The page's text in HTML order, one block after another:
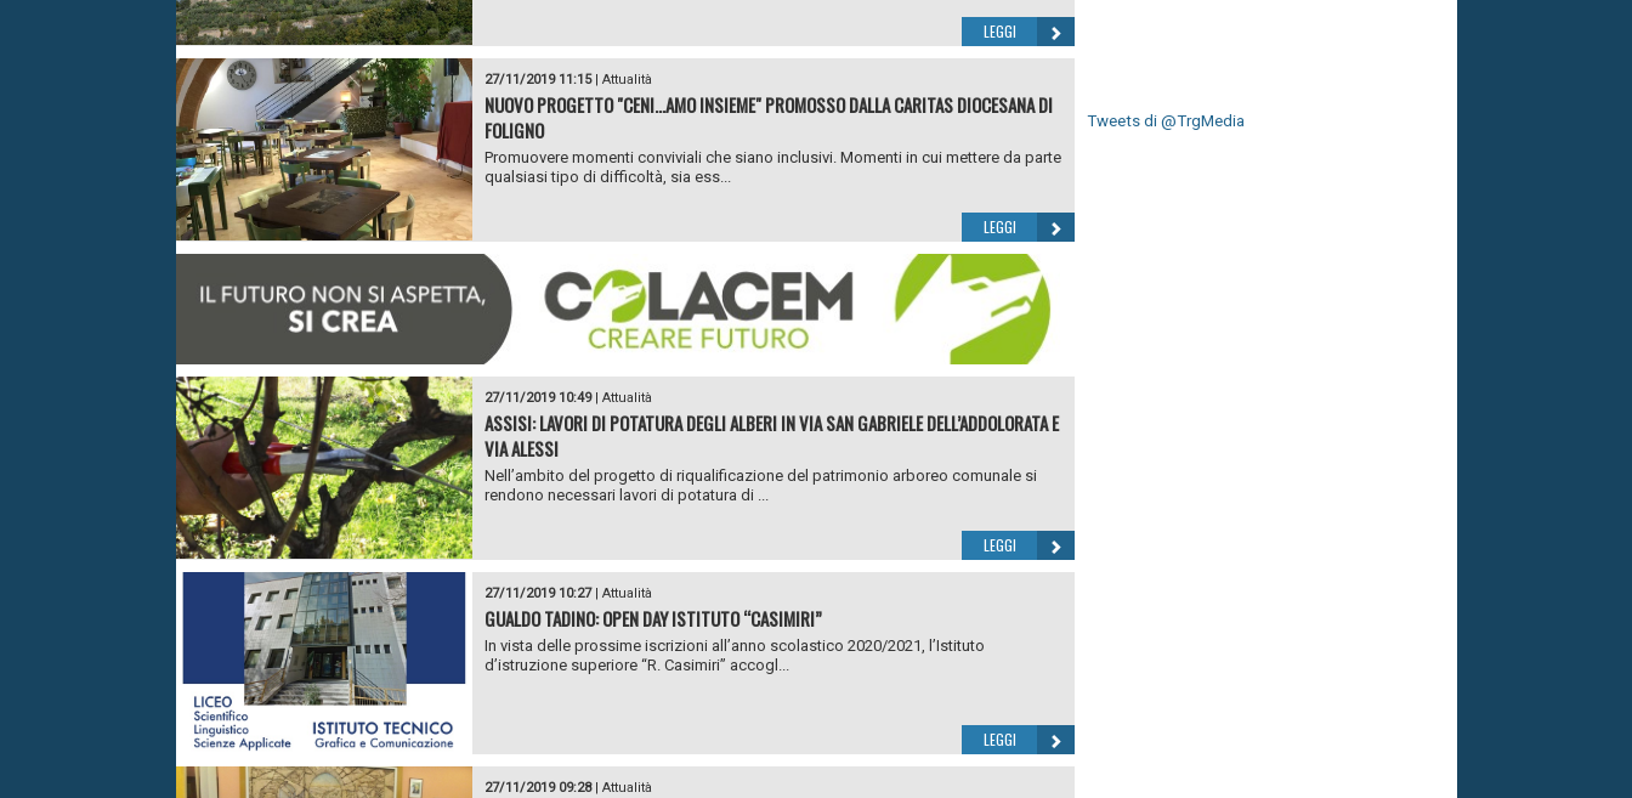
LEGGI
27/11/2019 11:15| Attualità
NUOVO PROGETTO "CENI...AMO INSIEME" PROMOSSO DALLA CARITAS DIOCESANA DI
FOLIGNO
Promuovere momenti conviviali che siano inclusivi. Momenti in cui mettere da parte
qualsiasi tipo di difficoltà, sia ess...
LEGGI
27/11/2019 10:49| Attualità
ASSISI: LAVORI DI POTATURA DEGLI ALBERI IN VIA SAN GABRIELE DELL’ADDOLORATA E
VIA ALESSI
Nell’ambito del progetto di riqualificazione del patrimonio arboreo comunale si
rendono necessari lavori di potatura di ...
LEGGI
27/11/2019 10:27| Attualità
GUALDO TADINO: OPEN DAY ISTITUTO “CASIMIRI”
In vista delle prossime iscrizioni all’anno scolastico 2020/2021, l’Istituto
d’istruzione superiore “R. Casimiri” accogl...
LEGGI
27/11/2019 09:28| Attualità
Tweets di @TrgMedia